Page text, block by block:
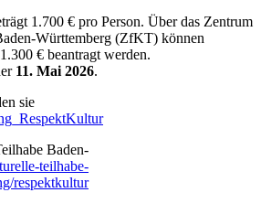
1.700 € pro Person. Über das Zentrum
Württemberg (ZfKT) können
€ beantragt werden.
11. Mai 2026.
sie
Baden-
teilhabe-
respektkultur